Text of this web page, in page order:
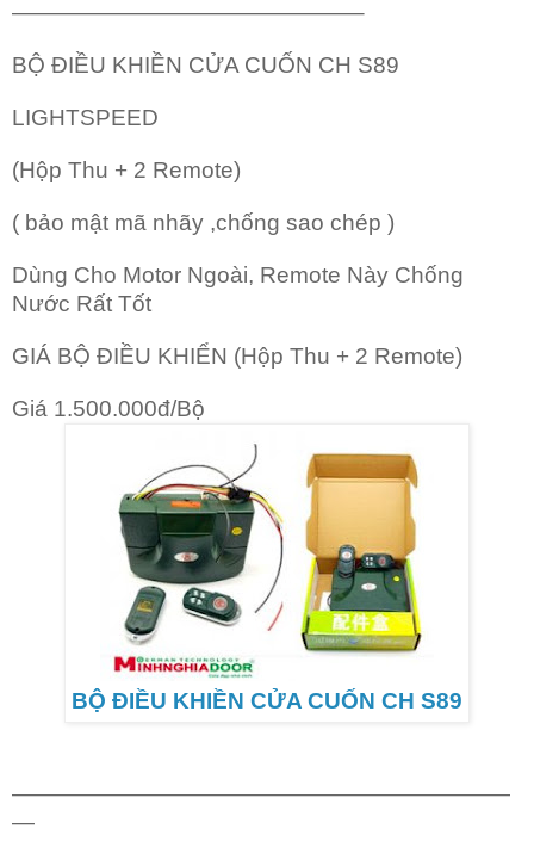
———————————————–
BỘ ĐIỀU KHIỀN CỬA CUỐN CH S89
LIGHTSPEED
(Hộp Thu + 2 Remote)
( bảo mật mã nhãy ,chống sao chép )
Dùng Cho Motor Ngoài, Remote Này Chống
Nước Rất Tốt
GIÁ BỘ ĐIỀU KHIỂN (Hộp Thu + 2 Remote)
Giá 1.500.000đ/Bộ
BỘ ĐIỀU KHIỀN CỬA CUỐN CH S89
——————————————————————
—